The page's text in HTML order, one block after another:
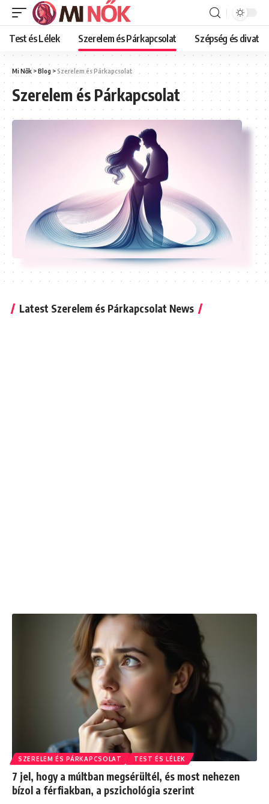
Test és Lélek Szerelem és Párkapcsolat Szépség és divat
Mi Nők >Blog >Szerelem és Párkapcsolat
Szerelem és Párkapcsolat
Latest Szerelem és Párkapcsolat News
SZERELEM ÉS PÁRKAPCSOLAT TEST ÉS LÉLEK
7 jel, hogy a múltban megsérültél, és most nehezen
bízol a férfiakban, a pszichológia szerint